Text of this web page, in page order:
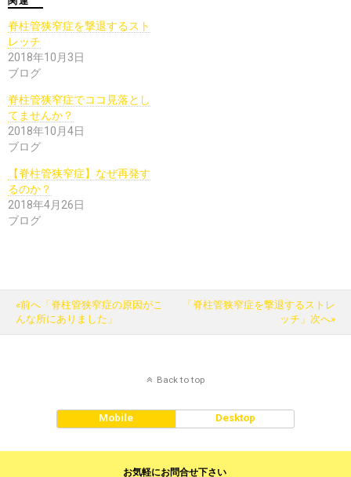
脊柱管狭窄症を撃退するスト
レッチ
2018年10月3日
ブログ
脊柱管狭窄症でココ見落とし
てませんか？
2018年10月4日
ブログ
【脊柱管狭窄症】なぜ再発す
るのか？
2018年4月26日
ブログ
«前へ「脊柱管狭窄症の原因がこ
んな所にありました」
「脊柱管狭窄症を撃退するストレ
ッチ」次へ»
Back to top
Mobile Desktop
お気軽にお問合せ下さい